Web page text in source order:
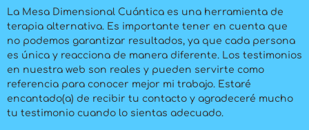
La Mesa Dimensional Cuántica es una herramienta de
terapia alternativa. Es importante tener en cuenta que
no podemos garantizar resultados, ya que cada persona
es única y reacciona de manera diferente. Los testimonios
en nuestra web son reales y pueden servirte como
referencia para conocer mejor mi trabajo. Estaré
encantado(a) de recibir tu contacto y agradeceré mucho
tu testimonio cuando lo sientas adecuado.